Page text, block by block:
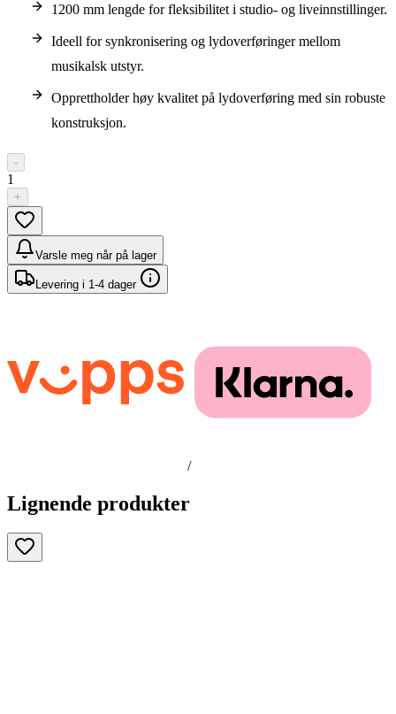
1200 mm lengde for fleksibilitet i studio- og liveinnstillinger.
Ideell for synkronisering og lydoverføringer mellom
musikalsk utstyr.
Opprettholder høy kvalitet på lydoverføring med sin robuste
konstruksjon.
-
1
+
Varsle meg når på lager
Levering i 1-4 dager
/
Lignende produkter